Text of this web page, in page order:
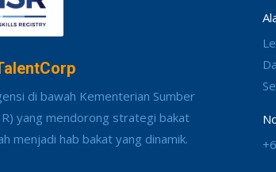
di bawah Kementerian Sumber
yang mendorong strategi bakat
menjadi hab bakat yang dinamik.